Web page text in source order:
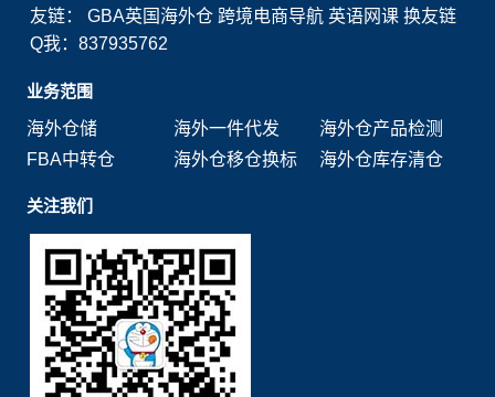
友链：GBA英国海外仓 跨境电商导航 英语网课 换友链
Q我：837935762
业务范围
海外仓储
海外一件代发
海外仓产品检测
FBA中转仓
海外仓移仓换标 海外仓库存清仓
关注我们